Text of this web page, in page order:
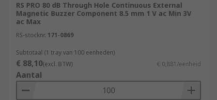
RS PRO 80 dB Through Hole Continuous External
Magnetic Buzzer Component 8.5 mm 1 V ac Min 3V
ac Max
RS-stocknr. 171-0869
Subtotaal (1 tray van 100 eenheden)
€ 88,10(excl. BTW) € 0,881/eenheid
Aantal